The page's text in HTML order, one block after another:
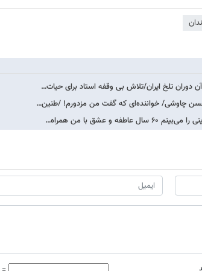
دوران تلخ ایران/تلاش بی وقفه استاد برای حیات…
محسن چاوشی/ خواننده‌ای که گفت من مزدورم! /طنین…
و عشق با من همراه…